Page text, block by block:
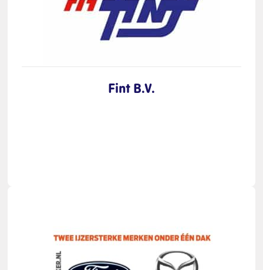
Fint B.V.